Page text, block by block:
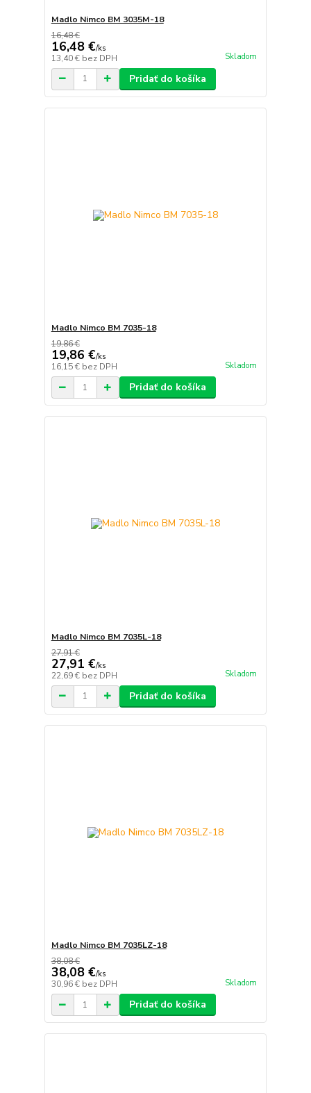
Madlo Nimco BM 3035M-18
16,48 €
16,48 €/ks
13,40 € bez DPH Skladom
Pridať do košíka
Madlo Nimco BM 7035-18
19,86 €
19,86 €/ks
16,15 € bez DPH Skladom
Pridať do košíka
Madlo Nimco BM 7035L-18
27,91 €
27,91 €/ks
22,69 € bez DPH Skladom
Pridať do košíka
Madlo Nimco BM 7035LZ-18
38,08 €
38,08 €/ks
30,96 € bez DPH Skladom
Pridať do košíka